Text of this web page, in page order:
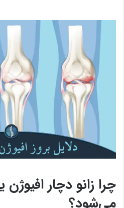
چرا زانو دچار
می‌شود؟